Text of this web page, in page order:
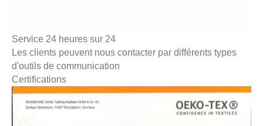
Service 24 heures sur 24
Les clients peuvent nous contacter par différents types
d'outils de communication
Certifications